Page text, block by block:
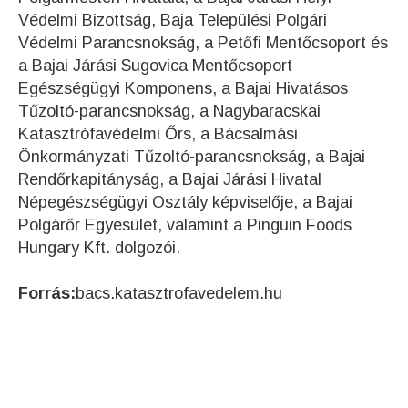
Védelmi Bizottság, Baja Települési Polgári
Védelmi Parancsnokság, a Petőfi Mentőcsoport és
a Bajai Járási Sugovica Mentőcsoport
Egészségügyi Komponens, a Bajai Hivatásos
Tűzoltó-parancsnokság, a Nagybaracskai
Katasztrófavédelmi Őrs, a Bácsalmási
Önkormányzati Tűzoltó-parancsnokság, a Bajai
Rendőrkapitányság, a Bajai Járási Hivatal
Népegészségügyi Osztály képviselője, a Bajai
Polgárőr Egyesület, valamint a Pinguin Foods
Hungary Kft. dolgozói.
Forrás:bacs.katasztrofavedelem.hu